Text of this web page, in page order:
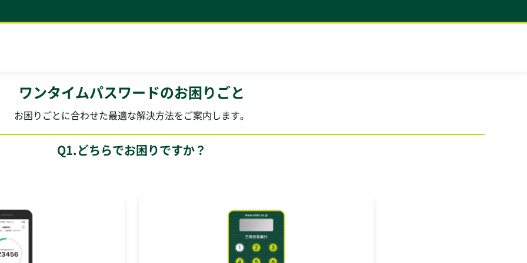
ワンタイムパスワードのお困りごと
お困りごとに合わせた最適な解決方法をご案内します。
Q1.どちらでお困りですか？